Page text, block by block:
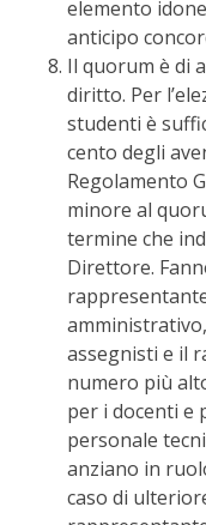
elemento
anticipo
Il quorum è di
diritto. Per
studenti è
cento degli
Regolamento
minore al
termine che
Direttore.
assegnisti e il
numero più
per i docenti e
personale
anziano in
caso di